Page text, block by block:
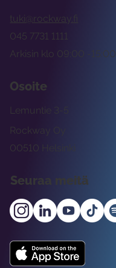
tuki@rockway.fi
Arkisin klo 09:00 -15:00
045 7731 1111
Osoite
Rockway Oy
Lemuntie 3-5
00510 Helsinki
Seuraa meitä